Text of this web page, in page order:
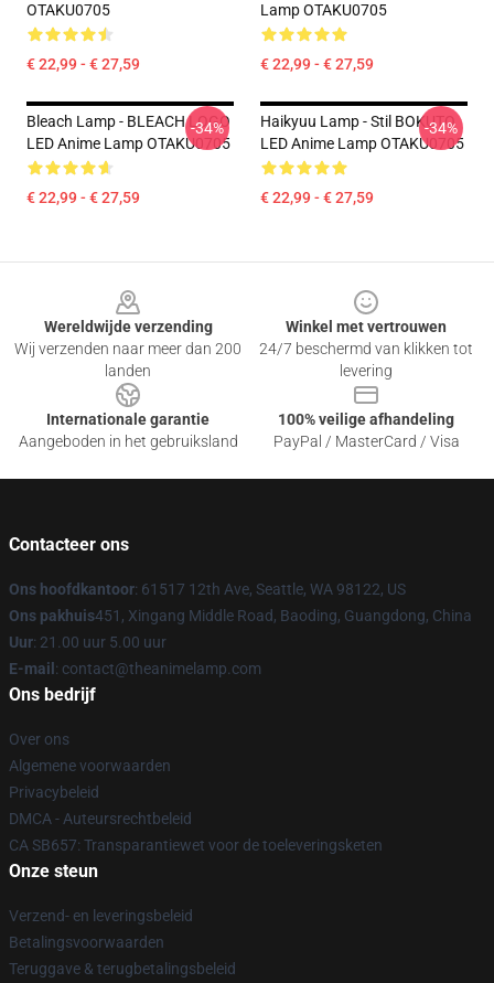
OTAKU0705
€ 22,99 - € 27,59
Lamp OTAKU0705
€ 22,99 - € 27,59
Bleach Lamp - BLEACH LOGO
LED Anime Lamp OTAKU0705
€ 22,99 - € 27,59
-34%
Haikyuu Lamp - Stil BOKUTO
LED Anime Lamp OTAKU0705
€ 22,99 - € 27,59
-34%
Wereldwijde verzending
Wij verzenden naar meer dan 200
landen
Winkel met vertrouwen
24/7 beschermd van klikken tot
levering
Internationale garantie
Aangeboden in het gebruiksland
100% veilige afhandeling
PayPal / MasterCard / Visa
Contacteer ons
Ons hoofdkantoor: 61517 12th Ave, Seattle, WA 98122, US
Ons pakhuis451, Xingang Middle Road, Baoding, Guangdong, China
Uur: 21.00 uur 5.00 uur
E-mail : contact@theanimelamp.com
Ons bedrijf
Over ons
Algemene voorwaarden
Privacybeleid
DMCA - Auteursrechtbeleid
CA SB657: Transparantiewet voor de toeleveringsketen
Onze steun
Verzend- en leveringsbeleid
Betalingsvoorwaarden
Teruggave & terugbetalingsbeleid